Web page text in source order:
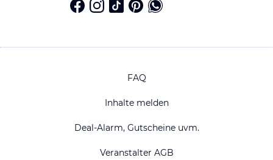
FAQ
Inhalte melden
Deal-Alarm, Gutscheine uvm.
Veranstalter AGB